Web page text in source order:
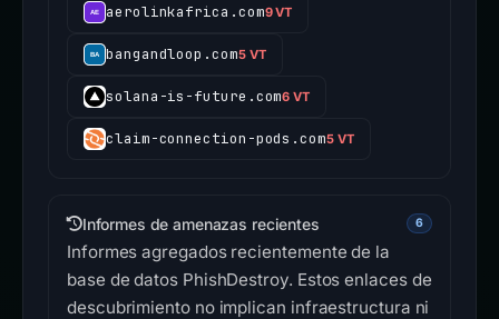
aerolinkafrica.com9 VT
bangandloop.com5 VT
solana-is-future.com6 VT
claim-connection-pods.com5 VT
Informes de amenazas recientes 6
Informes agregados recientemente de la
base de datos PhishDestroy. Estos enlaces de
descubrimiento no implican infraestructura ni